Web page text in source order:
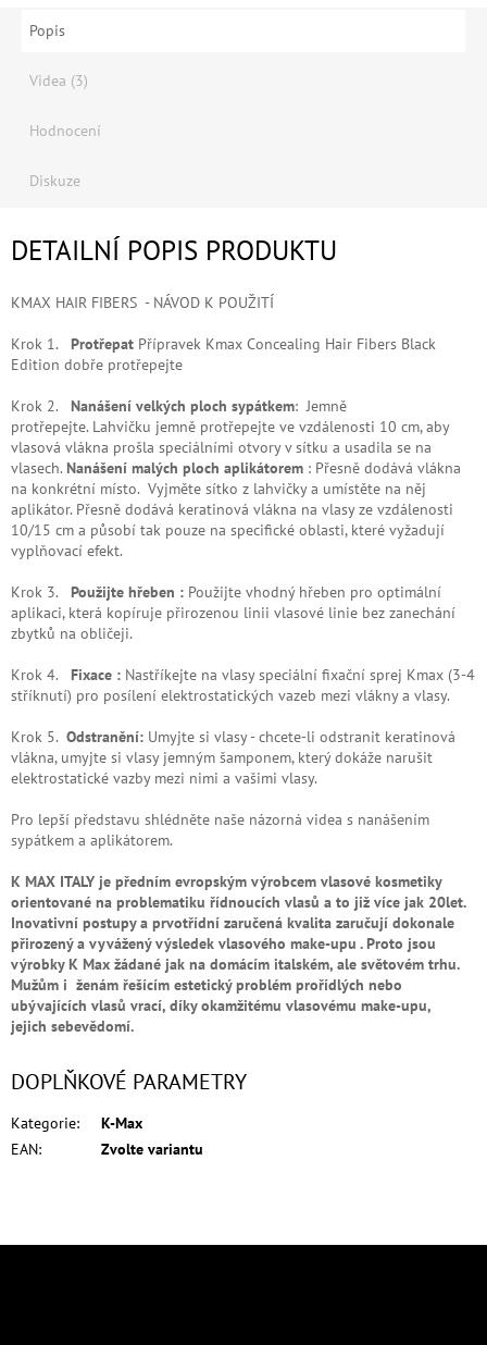
Popis
Videa (3)
Hodnocení
Diskuze
DETAILNÍ POPIS PRODUKTU
KMAX HAIR FIBERS - NÁVOD K POUŽITÍ
Krok 1. Protřepat Přípravek Kmax Concealing Hair Fibers Black
Edition dobře protřepejte
Krok 2. Nanášení velkých ploch sypátkem: Jemně
protřepejte. Lahvičku jemně protřepejte ve vzdálenosti 10 cm, aby
vlasová vlákna prošla speciálními otvory v sítku a usadila se na
vlasech. Nanášení malých ploch aplikátorem : Přesně dodává vlákna
na konkrétní místo. Vyjměte sítko z lahvičky a umístěte na něj
aplikátor. Přesně dodává keratinová vlákna na vlasy ze vzdálenosti
10/15 cm a působí tak pouze na specifické oblasti, které vyžadují
vyplňovací efekt.
Krok 3. Použijte hřeben : Použijte vhodný hřeben pro optimální
aplikaci, která kopíruje přirozenou linii vlasové linie bez zanechání
zbytků na obličeji.
Krok 4. Fixace : Nastříkejte na vlasy speciální fixační sprej Kmax (3-4
stříknutí) pro posílení elektrostatických vazeb mezi vlákny a vlasy.
Krok 5. Odstranění: Umyjte si vlasy - chcete-li odstranit keratinová
vlákna, umyjte si vlasy jemným šamponem, který dokáže narušit
elektrostatické vazby mezi nimi a vašimi vlasy.
Pro lepší představu shlédněte naše názorná videa s nanášením
sypátkem a aplikátorem.
K MAX ITALY je předním evropským výrobcem vlasové kosmetiky
orientované na problematiku řídnoucích vlasů a to již více jak 20let.
Inovativní postupy a prvotřídní zaručená kvalita zaručují dokonale
přirozený a vyvážený výsledek vlasového make-upu . Proto jsou
výrobky K Max žádané jak na domácím italském, ale světovém trhu.
Mužům i ženám řešícím estetický problém prořídlých nebo
ubývajících vlasů vrací, díky okamžitému vlasovému make-upu,
jejich sebevědomí.
DOPLŇKOVÉ PARAMETRY
Kategorie:
K-Max
EAN: Zvolte variantu